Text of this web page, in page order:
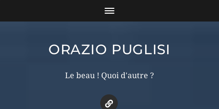
ORAZIO PUGLISI
Le beau ! Quoi d'autre ?